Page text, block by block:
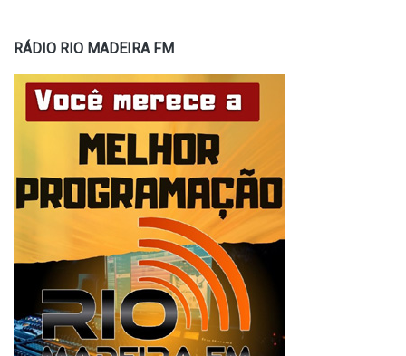
RÁDIO RIO MADEIRA FM